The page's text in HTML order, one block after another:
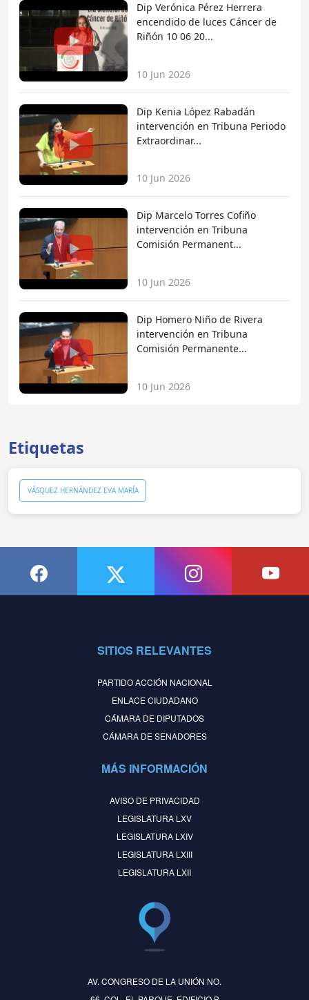
Dip Verónica Pérez Herrera
encendido de luces Cáncer de
Riñón 10 06 20...
10 Jun 2026
Dip Kenia López Rabadán
intervención en Tribuna Periodo
Extraordinar...
10 Jun 2026
Dip Marcelo Torres Cofiño
intervención en Tribuna
Comisión Permanent...
10 Jun 2026
Dip Homero Niño de Rivera
intervención en Tribuna
Comisión Permanente...
10 Jun 2026
Etiquetas
VÁSQUEZ HERNÁNDEZ EVA MARÍA
SITIOS RELEVANTES
PARTIDO ACCIÓN NACIONAL
ENLACE CIUDADANO
CÁMARA DE DIPUTADOS
CÁMARA DE SENADORES
MÁS INFORMACIÓN
AVISO DE PRIVACIDAD
LEGISLATURA LXV
LEGISLATURA LXIV
LEGISLATURA LXIII
LEGISLATURA LXII
AV. CONGRESO DE LA UNIÓN NO.